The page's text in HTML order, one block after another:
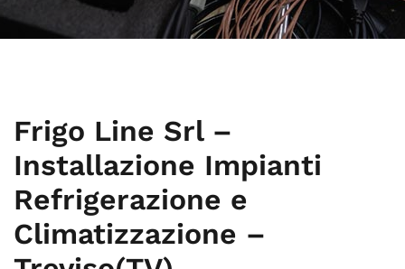
Frigo Line Srl –
Installazione Impianti
Refrigerazione e
Climatizzazione –